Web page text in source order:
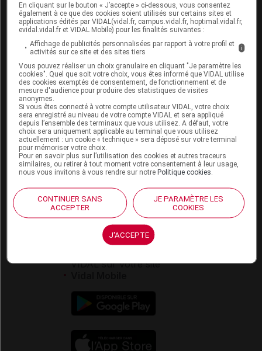
VIDAL Expert
VIDAL Hoptimal
eVIDAL
VIDAL Mobile
VIDAL widget
VIDAL Sécurisation
VIDAL e-Services
Espace institutionnel
Qui sommes-nous ?
VIDAL France
Carrières
Charte éthique et
déontologique
Service client
Contact
Aide
Espace partenaires
VIDAL sur votre site
En cliquant sur le bouton « J’accepte » ci-dessous, vous consentez
également à ce que des cookies soient utilisés sur certains sites et
applications édités par VIDAL(vidal.fr, campus.vidal.fr, hoptimal.vidal.fr,
evidal.vidal.fr et VIDAL Mobile) pour les finalités suivantes :
Affichage de publicités personnalisées par rapport à votre profil et
activités sur ce site et des sites tiers
i
Vous pouvez réaliser un choix granulaire en cliquant "Je paramètre les
cookies". Quel que soit votre choix, vous êtes informé que VIDAL utilise
des cookies exemptés de consentement, de fonctionnement et de
mesure d'audience pour produire des statistiques de visites
anonymes.
Si vous êtes connecté à votre compte utilisateur VIDAL, votre choix
sera enregistré au niveau de votre compte VIDAL et sera appliqué
depuis l’ensemble des terminaux que vous utilisez. A défaut, votre
choix sera uniquement applicable au terminal que vous utilisez
actuellement : un cookie « technique » sera déposé sur votre terminal
pour mémoriser votre choix.
Pour en savoir plus sur l’utilisation des cookies et autres traceurs
similaires, ou retirer à tout moment votre consentement à leur usage,
nous vous invitons à vous rendre sur notrePolitique cookies
CONTINUER SANS
ACCEPTER
JE PARAMÈTRE LES
COOKIES
J'ACCEPTE